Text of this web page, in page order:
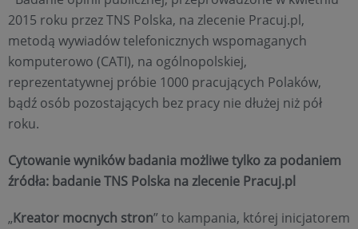
2015 roku przez TNS Polska, na zlecenie Pracuj.pl,
metodą wywiadów telefonicznych wspomaganych
komputerowo (CATI), na ogólnopolskiej,
reprezentatywnej próbie 1000 pracujących Polaków,
bądź osób pozostających bez pracy nie dłużej niż pół
roku.
Cytowanie wyników badania możliwe tylko za podaniem
źródła: badanie TNS Polska na zlecenie Pracuj.pl
„Kreator mocnych stron” to kampania, której inicjatorem